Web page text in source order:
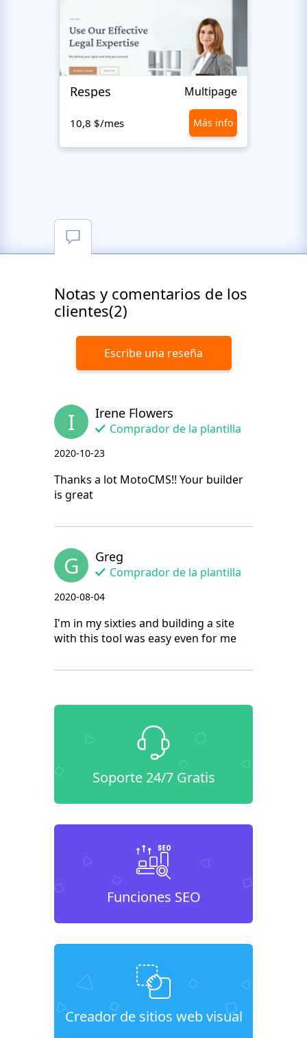
Respes Multipage
10,8 $/mes Más info
Notas y comentarios de los
clientes(2)
Escribe una reseña
I Irene Flowers
Comprador de la plantilla
2020-10-23
Thanks a lot MotoCMS!! Your builder
is great
G Greg
Comprador de la plantilla
2020-08-04
I'm in my sixties and building a site
with this tool was easy even for me
Soporte 24/7 Gratis
Funciones SEO
Creador de sitios web visual